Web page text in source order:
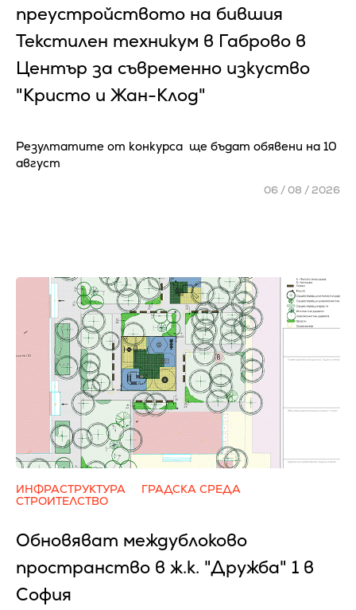
преустройството на бившия
Текстилен техникум в Габрово в
Център за съвременно изкуство
"Кристо и Жан-Клод"
Резултатите от конкурса ще бъдат обявени на 10
август
06 / 08 / 2026
ИНФРАСТРУКТУРА
ГРАДСКА СРЕДА
СТРОИТЕЛСТВО
Обновяват междублоково
пространство в ж.к. "Дружба" 1 в
София